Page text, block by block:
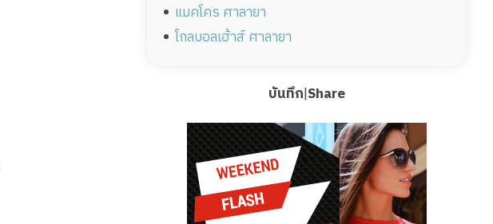
แมคโคร ศาลายา
โกลบอลเฮ้าส์ ศาลายา
บันทึก|Share